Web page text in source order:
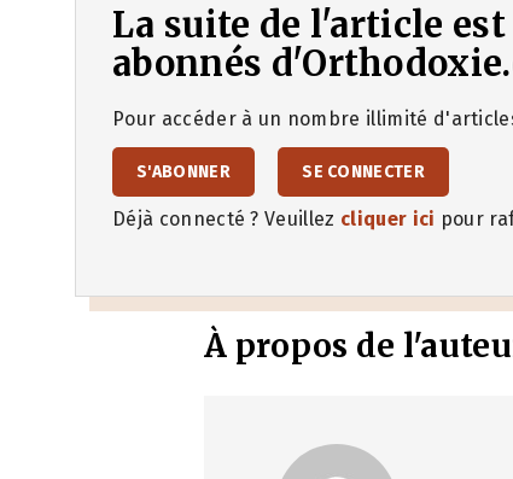
La suite de l'article
abonnés
Pour accéder à un nombre illimité
S'ABONNER SE CONNECTER
Déjà connecté ? Veuillez cliquer ici pour
À propos de